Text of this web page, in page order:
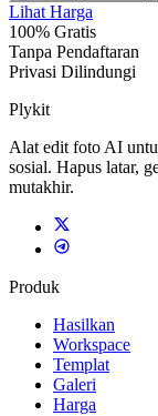
Lihat Harga
100% Gratis
Tanpa Pendaftaran
Privasi Dilindungi
Plykit
Alat edit foto AI
sosial. Hapus latar,
mutakhir.
Produk
Hasilkan
Workspace
Templat
Galeri
Harga